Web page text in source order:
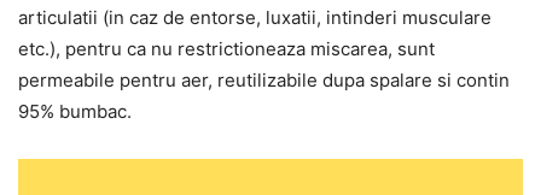
articulatii (in caz de entorse, luxatii, intinderi musculare
etc.), pentru ca nu restrictioneaza miscarea, sunt
permeabile pentru aer, reutilizabile dupa spalare si contin
95% bumbac.